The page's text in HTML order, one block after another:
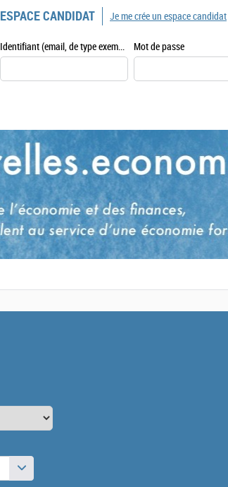
ESPACE CANDIDAT
Identifiant (email, de type exemple@exemple.fr) Mot de passe
Je me crée un espace candidat